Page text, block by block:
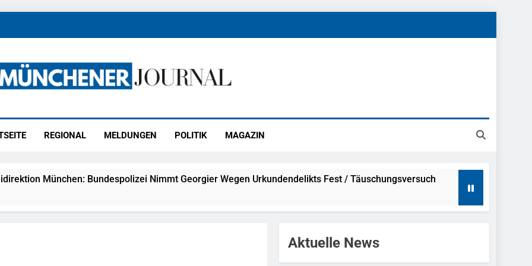
REGIONAL MELDUNGEN POLITIK MAGAZIN
München: Bundespolizei Nimmt Georgier Wegen Urkundendelikts Fest / Täuschungsversuch
München: Notruf Per Knopfdruck / Schnelle Festnahme Nach Sexueller Belästigung
Aktuelle News